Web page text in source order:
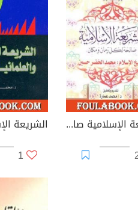
الشريعة الإسلامية صالحة لكل زمان ومكان - للشيخ محمد الخضر حسين
1